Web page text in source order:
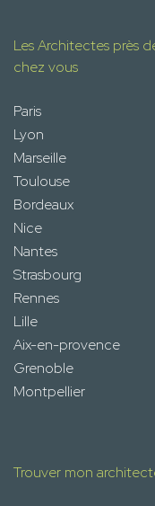
Les Architectes près
chez vous
Paris
Lyon
Marseille
Toulouse
Bordeaux
Nice
Nantes
Strasbourg
Rennes
Lille
Aix-en-provence
Grenoble
Montpellier
Trouver mon